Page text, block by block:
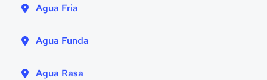
Agua Fria
Agua Funda
Agua Rasa